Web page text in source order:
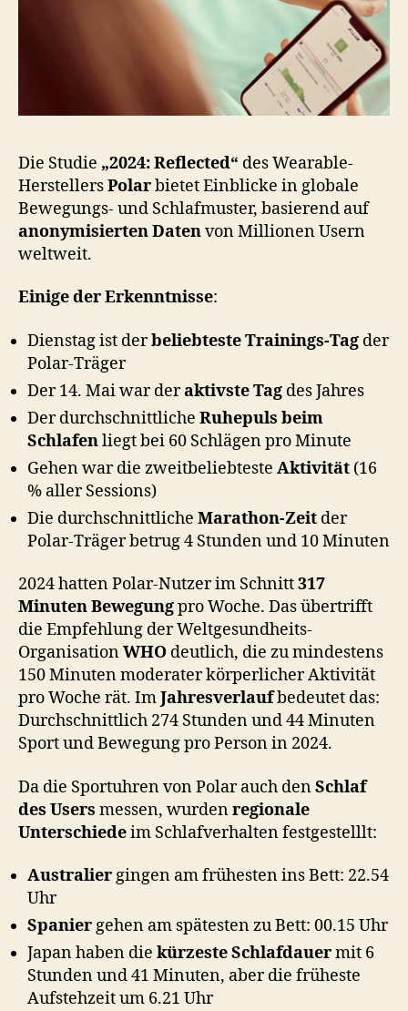
Die Studie „2024: Reflected“ des Wearable-
HerstellersPolarbietet Einblicke in globale
Bewegungs- und Schlafmuster, basierend auf
anonymisierten Datenvon Millionen Usern
weltweit.
Einige der Erkenntnisse:
Dienstag ist derbeliebteste Trainings-Tag der
Polar-Träger
Der 14. Mai war deraktivste Tag des Jahres
Der durchschnittliche Ruhepuls beim
Schlafenliegt bei 60 Schlägen pro Minute
Gehen war die zweitbeliebteste Aktivität (16
% aller Sessions)
Die durchschnittliche Marathon-Zeit der
Polar-Träger betrug 4 Stunden und 10 Minuten
2024 hatten Polar-Nutzer im Schnitt317
Minuten Bewegungpro Woche. Das übertrifft
die Empfehlung der Weltgesundheits-
OrganisationWHO deutlich, die zu mindestens
150 Minuten moderater körperlicher Aktivität
pro Woche rät. ImJahresverlaufbedeutet das:
Durchschnittlich 274 Stunden und 44 Minuten
Sport und Bewegung pro Person in 2024.
Da die Sportuhren von Polar auch denSchlaf
des Users messen, wurdenregionale
Unterschiedeim Schlafverhalten festgestelllt:
Australiergingen am frühesten ins Bett: 22.54
Uhr
Spaniergehen am spätesten zu Bett: 00.15 Uhr
Japan haben die kürzeste Schlafdauermit 6
Stunden und 41 Minuten, aber die früheste
Aufstehzeit um 6.21 Uhr